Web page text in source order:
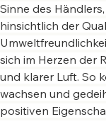
Sinne des
hinsichtlich der
sich im Herzen der
und klarer Luft. So
wachsen und
positiven